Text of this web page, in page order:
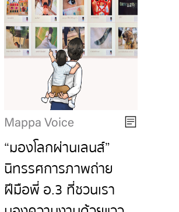
Mappa Voice
“มองโลกผ่านเลนส์”
นิทรรศการภาพถ่าย
ฝีมือพี่ อ.3 ที่ชวนเรา